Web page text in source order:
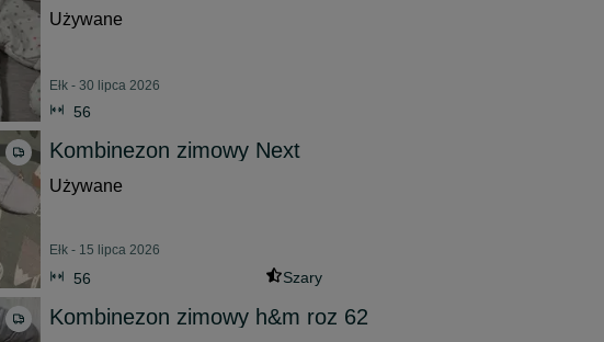
Używane
Ełk - 30 lipca 2026
56
Kombinezon zimowy Next
Używane
Ełk - 15 lipca 2026
56 Szary
Kombinezon zimowy h&m roz 62